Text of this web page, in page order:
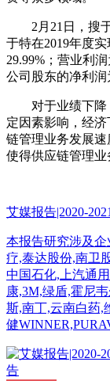
2月21日，搜于
于特在2019年度
29.99%；营业利
公司股东的净利润
对于业绩下降，
定因素影响，经
链管理业务发展速
使得供应链管理业
艾媒报告|2020-
本报告研究涉及
疗,泰达股份,南卫
中国石化,上汽通
康,3M,绿盾,霍尼
斯,南丁,云南白药,
健